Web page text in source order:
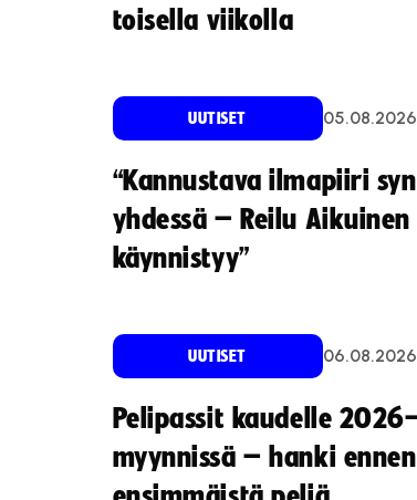
toisella viikolla
UUTISET 05.08.2026
“Kannustava ilmapiiri
yhdessä – Reilu
käynnistyy”
UUTISET 06.08.2026
Pelipassit kaudelle
myynnissä – hanki ennen